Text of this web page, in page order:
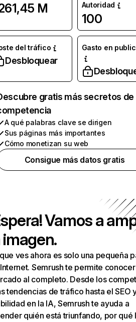
M
Autoridad
100
del tráfico
Desbloquear
Gasto en
gratis más secretos de
A qué palabras clave se dirigen
Sus páginas más importantes
Cómo monetizan su web
Consigue más datos gratis
Vamos a
imagen.
ves ahora es solo una pequeña
Semrush te permite
al completo. Desde los
tendencias de tráfico hasta el SEO
en la IA, Semrush te ayuda a
quién está triunfando, por qué